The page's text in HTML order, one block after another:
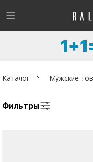
!
Женщинам
Возникли вопросы? -
Каталог Мужские
Фильтры